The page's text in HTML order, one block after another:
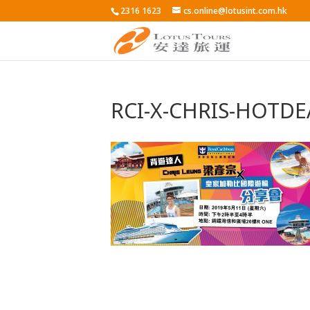
2316 1623 cs.online@lotusint.com.hk
RCI-X-CHRIS-